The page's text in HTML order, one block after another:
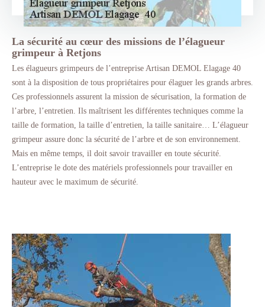
La sécurité au cœur des missions de l’élagueur
grimpeur à Retjons
Les élagueurs grimpeurs de l’entreprise Artisan DEMOL Elagage 40
sont à la disposition de tous propriétaires pour élaguer les grands arbres.
Ces professionnels assurent la mission de sécurisation, la formation de
l’arbre, l’entretien. Ils maîtrisent les différentes techniques comme la
taille de formation, la taille d’entretien, la taille sanitaire… L’élagueur
grimpeur assure donc la sécurité de l’arbre et de son environnement.
Mais en même temps, il doit savoir travailler en toute sécurité.
L’entreprise le dote des matériels professionnels pour travailler en
hauteur avec le maximum de sécurité.